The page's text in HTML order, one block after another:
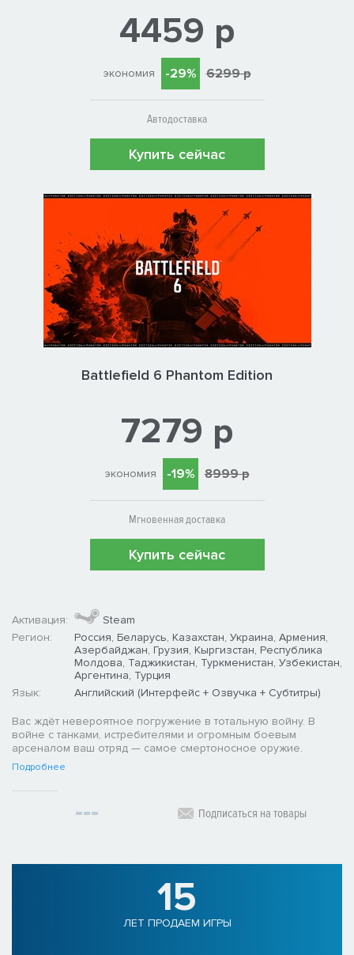
4459 р
экономия -29% 6299 р
Автодоставка
Купить сейчас
Battlefield 6 Phantom Edition
7279 р
экономия -19% 8999 р
Мгновенная доставка
Купить сейчас
Активация:
Steam
Регион:
Россия, Беларусь, Казахстан, Украина, Армения,
Азербайджан, Грузия, Кыргизстан, Республика
Молдова, Таджикистан, Туркменистан, Узбекистан,
Аргентина, Турция
Язык:
Английский (Интерфейс + Озвучка + Субтитры)
Вас ждёт невероятное погружение в тотальную войну. В
войне с танками, истребителями и огромным боевым
арсеналом ваш отряд — самое смертоносное оружие.
Подробнее
Подписаться на товары
15
ЛЕТ ПРОДАЕМ ИГРЫ